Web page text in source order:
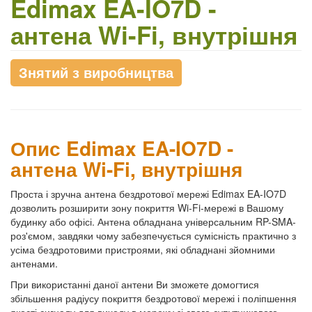
Edimax EA-IO7D -
антена Wi-Fi, внутрішня
Знятий з виробництва
Опис Edimax EA-IO7D -
антена Wi-Fi, внутрішня
Проста і зручна антена бездротової мережі Edimax EA-IO7D
дозволить розширити зону покриття Wi-Fi-мережі в Вашому
будинку або офісі. Антена обладнана універсальним RP-SMA-
роз'ємом, завдяки чому забезпечується сумісність практично з
усіма бездротовими пристроями, які обладнані зйомними
антенами.
При використанні даної антени Ви зможете домогтися
збільшення радіусу покриття бездротової мережі і поліпшення